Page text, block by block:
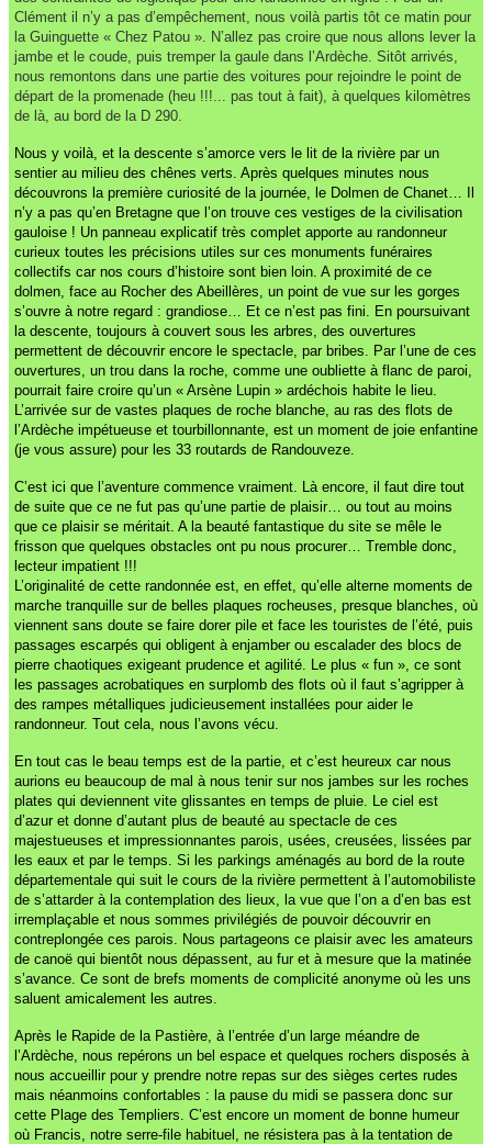
Clément il n’y a pas d’empêchement, nous voilà partis tôt ce matin pour
la Guinguette « Chez Patou ». N’allez pas croire que nous allons lever la
jambe et le coude, puis tremper la gaule dans l’Ardèche. Sitôt arrivés,
nous remontons dans une partie des voitures pour rejoindre le point de
départ de la promenade (heu !!!... pas tout à fait), à quelques kilomètres
de là, au bord de la D 290.
Nous y voilà, et la descente s’amorce vers le lit de la rivière par un
sentier au milieu des chênes verts. Après quelques minutes nous
découvrons la première curiosité de la journée, le Dolmen de Chanet… Il
n’y a pas qu’en Bretagne que l’on trouve ces vestiges de la civilisation
gauloise ! Un panneau explicatif très complet apporte au randonneur
curieux toutes les précisions utiles sur ces monuments funéraires
collectifs car nos cours d’histoire sont bien loin. A proximité de ce
dolmen, face au Rocher des Abeillères, un point de vue sur les gorges
s’ouvre à notre regard : grandiose… Et ce n’est pas fini. En poursuivant
la descente, toujours à couvert sous les arbres, des ouvertures
permettent de découvrir encore le spectacle, par bribes. Par l’une de ces
ouvertures, un trou dans la roche, comme une oubliette à flanc de paroi,
pourrait faire croire qu’un « Arsène Lupin » ardéchois habite le lieu.
L’arrivée sur de vastes plaques de roche blanche, au ras des flots de
l’Ardèche impétueuse et tourbillonnante, est un moment de joie enfantine
(je vous assure) pour les 33 routards de Randouveze.
C’est ici que l’aventure commence vraiment. Là encore, il faut dire tout
de suite que ce ne fut pas qu’une partie de plaisir… ou tout au moins
que ce plaisir se méritait. A la beauté fantastique du site se mêle le
frisson que quelques obstacles ont pu nous procurer… Tremble donc,
lecteur impatient !!!
L’originalité de cette randonnée est, en effet, qu’elle alterne moments de
marche tranquille sur de belles plaques rocheuses, presque blanches, où
viennent sans doute se faire dorer pile et face les touristes de l’été, puis
passages escarpés qui obligent à enjamber ou escalader des blocs de
pierre chaotiques exigeant prudence et agilité. Le plus « fun », ce sont
les passages acrobatiques en surplomb des flots où il faut s’agripper à
des rampes métalliques judicieusement installées pour aider le
randonneur. Tout cela, nous l’avons vécu.
En tout cas le beau temps est de la partie, et c’est heureux car nous
aurions eu beaucoup de mal à nous tenir sur nos jambes sur les roches
plates qui deviennent vite glissantes en temps de pluie. Le ciel est
d’azur et donne d’autant plus de beauté au spectacle de ces
majestueuses et impressionnantes parois, usées, creusées, lissées par
les eaux et par le temps. Si les parkings aménagés au bord de la route
départementale qui suit le cours de la rivière permettent à l’automobiliste
de s’attarder à la contemplation des lieux, la vue que l’on a d’en bas est
irremplaçable et nous sommes privilégiés de pouvoir découvrir en
contreplongée ces parois. Nous partageons ce plaisir avec les amateurs
de canoë qui bientôt nous dépassent, au fur et à mesure que la matinée
s’avance. Ce sont de brefs moments de complicité anonyme où les uns
saluent amicalement les autres.
Après le Rapide de la Pastière, à l’entrée d’un large méandre de
l’Ardèche, nous repérons un bel espace et quelques rochers disposés à
nous accueillir pour y prendre notre repas sur des sièges certes rudes
mais néanmoins confortables : la pause du midi se passera donc sur
cette Plage des Templiers. C’est encore un moment de bonne humeur
où Francis, notre serre-file habituel, ne résistera pas à la tentation de